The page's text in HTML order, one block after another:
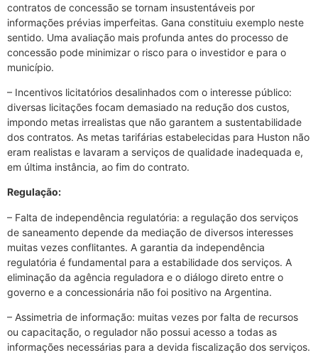
contratos de concessão se tornam insustentáveis por
informações prévias imperfeitas. Gana constituiu exemplo neste
sentido. Uma avaliação mais profunda antes do processo de
concessão pode minimizar o risco para o investidor e para o
município.
– Incentivos licitatórios desalinhados com o interesse público:
diversas licitações focam demasiado na redução dos custos,
impondo metas irrealistas que não garantem a sustentabilidade
dos contratos. As metas tarifárias estabelecidas para Huston não
eram realistas e lavaram a serviços de qualidade inadequada e,
em última instância, ao fim do contrato.
Regulação:
– Falta de independência regulatória: a regulação dos serviços
de saneamento depende da mediação de diversos interesses
muitas vezes conflitantes. A garantia da independência
regulatória é fundamental para a estabilidade dos serviços. A
eliminação da agência reguladora e o diálogo direto entre o
governo e a concessionária não foi positivo na Argentina.
– Assimetria de informação: muitas vezes por falta de recursos
ou capacitação, o regulador não possui acesso a todas as
informações necessárias para a devida fiscalização dos serviços.